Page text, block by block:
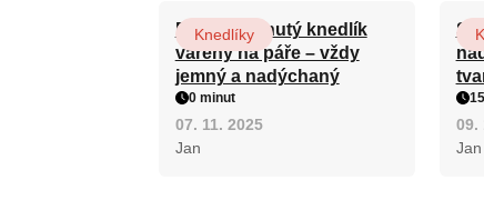
Domácí kynutý knedlík
vařený na páře – vždy
jemný a nadýchaný
Knedlíky
0 minut
07. 11. 2025
Jan
09.
Jan